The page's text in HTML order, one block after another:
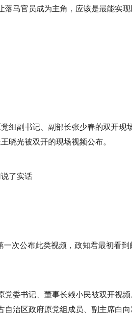
马官员成为主角，应该是最能实现
组副书记、副部长张少春的双开现
晓光被双开的现场视频公布。
一次公布此类视频，政知君最初看到
委书记、董事长赖小民被双开视频
自治区政府原党组成员、副主席白向